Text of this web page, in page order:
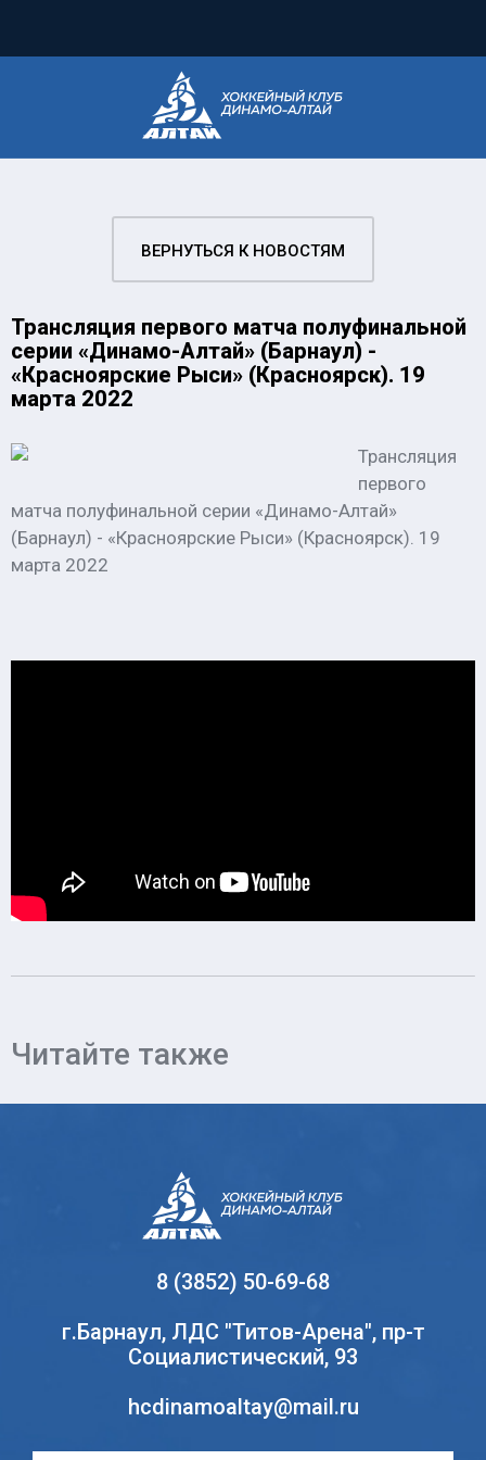
ВЕРНУТЬСЯ К НОВОСТЯМ
Трансляция первого матча полуфинальной
серии «Динамо-Алтай» (Барнаул) -
«Красноярские Рыси» (Красноярск). 19
марта 2022
Трансляция
первого
матча полуфинальной серии «Динамо-Алтай»
(Барнаул) - «Красноярские Рыси» (Красноярск). 19
марта 2022
Читайте также
8 (3852) 50-69-68
г.Барнаул, ЛДС "Титов-Арена", пр-т
Социалистический, 93
hcdinamoaltay@mail.ru